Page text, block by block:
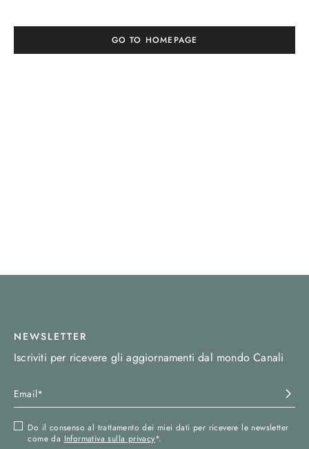
GO TO HOMEPAGE
NEWSLETTER
Iscriviti per ricevere gli aggiornamenti dal mondo Canali
Do il consenso al trattamento dei miei dati per ricevere le newsletter
come da Informativa sulla privacy*.